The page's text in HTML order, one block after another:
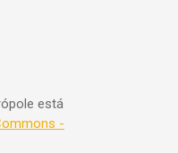
está
-